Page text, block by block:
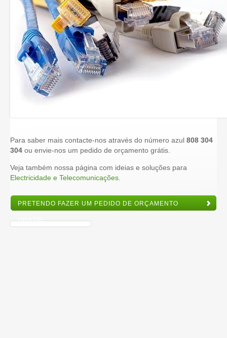
Para saber mais contacte-nos através do número azul 808 304
304 ou envie-nos um pedido de orçamento grátis.
Veja também nossa página com ideias e soluções para
Electricidade e Telecomunicações
PRETENDO FAZER UM PEDIDO DE ORÇAMENTO
GRÁTIS